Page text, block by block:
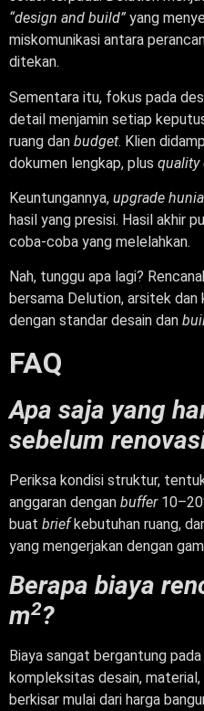
“design and build” yang
miskomunikasi antara
ditekan.
Sementara itu, fokus pada
detail menjamin setiap
ruang dan budget. Klien
dokumen lengkap, plus quality
Keuntungannya, upgrade
hasil yang presisi. Hasil akhir
coba-coba yang melelahkan.
Nah, tunggu apa lagi?
bersama Delution, arsitek
dengan standar desain dan
FAQ
Apa saja yang
sebelum
Periksa kondisi struktur,
anggaran dengan buffer
buat briefkebutuhan ruang,
yang mengerjakan dengan
Berapa biaya
m2?
Biaya sangat bergantung
kompleksitas desain, material,
berkisar mulai dari harga